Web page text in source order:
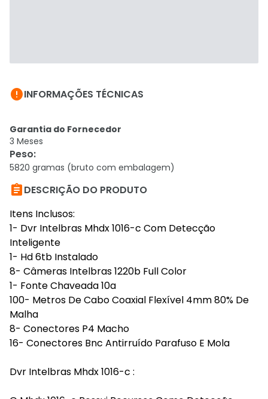
INFORMAÇÕES TÉCNICAS
Garantia do Fornecedor
3 Meses
Peso:
5820 gramas (bruto com embalagem)
DESCRIÇÃO DO PRODUTO
Itens Inclusos:
1- Dvr Intelbras Mhdx 1016-c Com Detecção
Inteligente
1- Hd 6tb Instalado
8- Câmeras Intelbras 1220b Full Color
1- Fonte Chaveada 10a
100- Metros De Cabo Coaxial Flexível 4mm 80% De
Malha
8- Conectores P4 Macho
16- Conectores Bnc Antirruído Parafuso E Mola
Dvr Intelbras Mhdx 1016-c :